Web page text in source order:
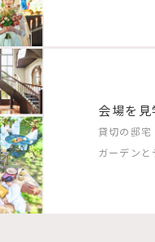
会場を
貸切の邸宅
ガーデンと